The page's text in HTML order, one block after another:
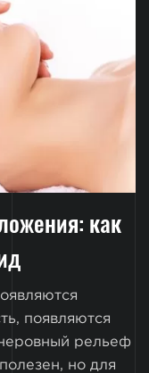
как
появляются
рельеф
но для